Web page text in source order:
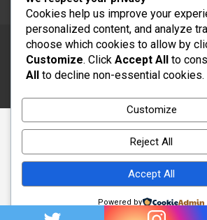
Copyright © 2026Rénovation et
Thème par :Theme
Cookies help us improve your
personalized content, and analyze
choose which cookies to allow by
Customize. Click Accept All to
All to decline non-essential cookies.
Customize
Reject All
Accept All
Powered by